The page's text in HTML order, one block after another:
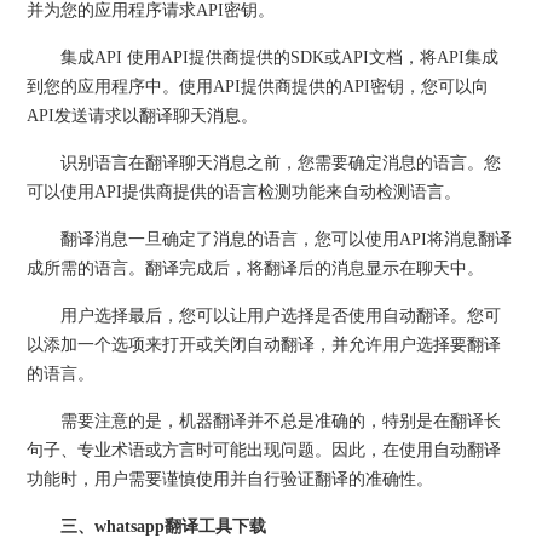
并为您的应用程序请求API密钥。
集成API 使用API提供商提供的SDK或API文档，将API集成
到您的应用程序中。使用API提供商提供的API密钥，您可以向
API发送请求以翻译聊天消息。
识别语言在翻译聊天消息之前，您需要确定消息的语言。您
可以使用API提供商提供的语言检测功能来自动检测语言。
翻译消息一旦确定了消息的语言，您可以使用API将消息翻译
成所需的语言。翻译完成后，将翻译后的消息显示在聊天中。
用户选择最后，您可以让用户选择是否使用自动翻译。您可
以添加一个选项来打开或关闭自动翻译，并允许用户选择要翻译
的语言。
需要注意的是，机器翻译并不总是准确的，特别是在翻译长
句子、专业术语或方言时可能出现问题。因此，在使用自动翻译
功能时，用户需要谨慎使用并自行验证翻译的准确性。
三、whatsapp翻译工具下载